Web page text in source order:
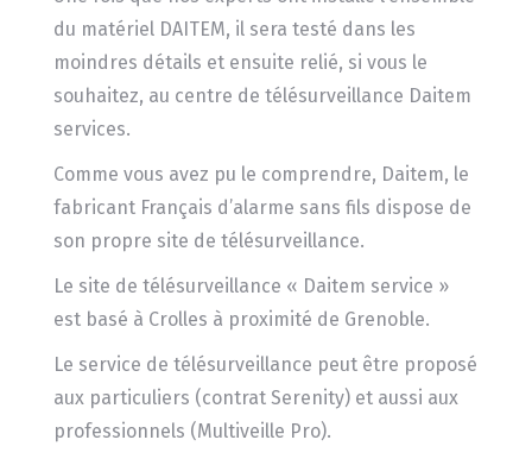
du matériel DAITEM, il sera testé dans les
moindres détails et ensuite relié, si vous le
souhaitez, au centre de télésurveillance Daitem
services.
Comme vous avez pu le comprendre, Daitem, le
fabricant Français d’alarme sans fils dispose de
son propre site de télésurveillance.
Le site de télésurveillance « Daitem service »
est basé à Crolles à proximité de Grenoble.
Le service de télésurveillance peut être proposé
aux particuliers (contrat Serenity) et aussi aux
professionnels (Multiveille Pro).